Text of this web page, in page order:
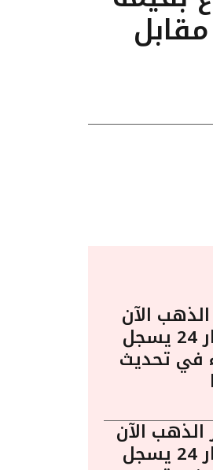
الآن
في مصر: عيار 24 يسجل
في تحديث
الذهب الآن
في مصر: عيار 24 يسجل